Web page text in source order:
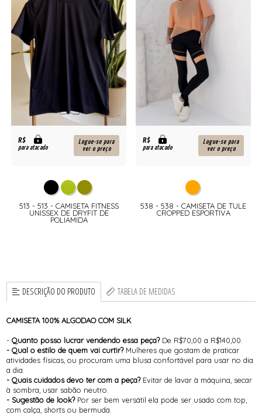
R$
para atacado
Logue-se para
ver o preço
513 - 513 - CAMISETA FITNESS
UNISSEX DE DRYFIT DE
POLIAMIDA
R$
para atacado
Logue-se para
ver o preço
538 - 538 - CAMISETA DE TULE
CROPPED ESPORTIVA
DESCRIÇÃO DO PRODUTO TABELA DE MEDIDAS
CAMISETA 100% ALGODAO COM SILK
- Quanto posso lucrar vendendo essa peça?De R$70,00 a R$140,00.
- Qual o estilo de quem vai curtir?Mulheres que gostam de praticar
atividades físicas, ou procuram uma blusa confortável para usar no dia
a dia.
- Quais cuidados devo ter com a peça?Evitar de lavar à máquina, secar
à sombra, usar sabão neutro.
- Sugestão de look?Por ser bem versátil ela pode ser usado com top,
com calça, shorts ou bermuda.